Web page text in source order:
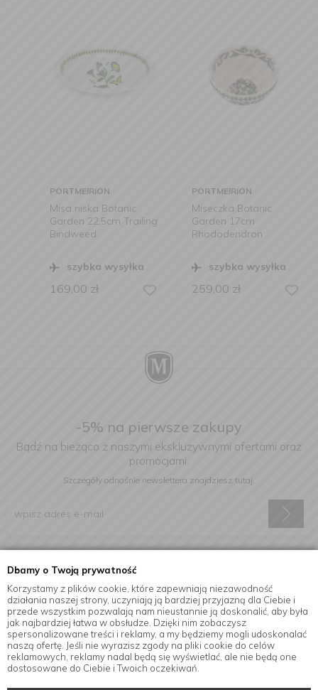
Dbamy o Twoją prywatność
Korzystamy z plików cookie, które zapewniają niezawodność
działania naszej strony, uczyniają ją bardziej przyjazną dla Ciebie i
przede wszystkim pozwalają nam nieustannie ją doskonalić, aby była
jak najbardziej łatwa w obsłudze. Dzięki nim zobaczysz
spersonalizowane treści i reklamy, a my będziemy mogli udoskonalać
naszą ofertę. Jeśli nie wyrazisz zgody na pliki cookie do celów
reklamowych, reklamy nadal będą się wyświetlać, ale nie będą one
dostosowane do Ciebie i Twoich oczekiwań.
PORTMEIRION
Misa niska Botanic
Garden 22,5cm Trailing
Bindweed
szybka wysyłka
169,00zł
PORTMEIRION
Miseczka Botanic
Garden 17cm
Rhododendron
szybka wysyłka
259,00zł
-5% na pierwsze zakupy
Bądź na bieżąco z naszymi ekskluzywnymi ofertami oraz
promocjami.
Szczegóły odnośnie newslettera znajdziesz tutaj.
elektroniczną na podany adres e-mail.
Informacje